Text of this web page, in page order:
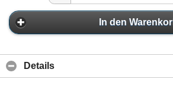
In den
Details